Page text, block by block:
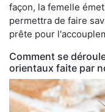
façon, la femelle
permettra de faire
prête pour
Comment se
orientaux faite par